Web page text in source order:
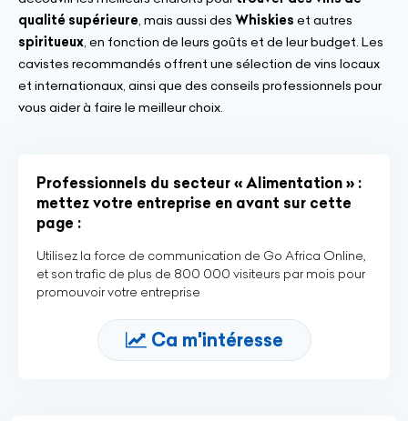
qualité supérieure, mais aussi des Whiskies et autres
spiritueux, en fonction de leurs goûts et de leur budget. Les
cavistes recommandés offrent une sélection de vins locaux
et internationaux, ainsi que des conseils professionnels pour
vous aider à faire le meilleur choix.
Professionnels du secteur « Alimentation » :
mettez votre entreprise en avant sur cette
page :
Utilisez la force de communication de Go Africa Online,
et son trafic de plus de 800 000 visiteurs par mois pour
promouvoir votre entreprise
Ca m'intéresse